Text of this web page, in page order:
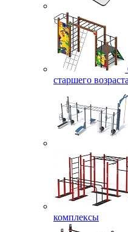
старшего возраста
комплексы